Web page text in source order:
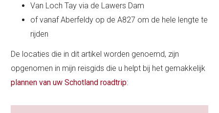
Van Loch Tay via de Lawers Dam
of vanaf Aberfeldy op de A827 om de hele lengte te
rijden
De locaties die in dit artikel worden genoemd, zijn
opgenomen in mijn reisgids die u helpt bij het gemakkelijk
plannen van uw Schotland roadtrip: